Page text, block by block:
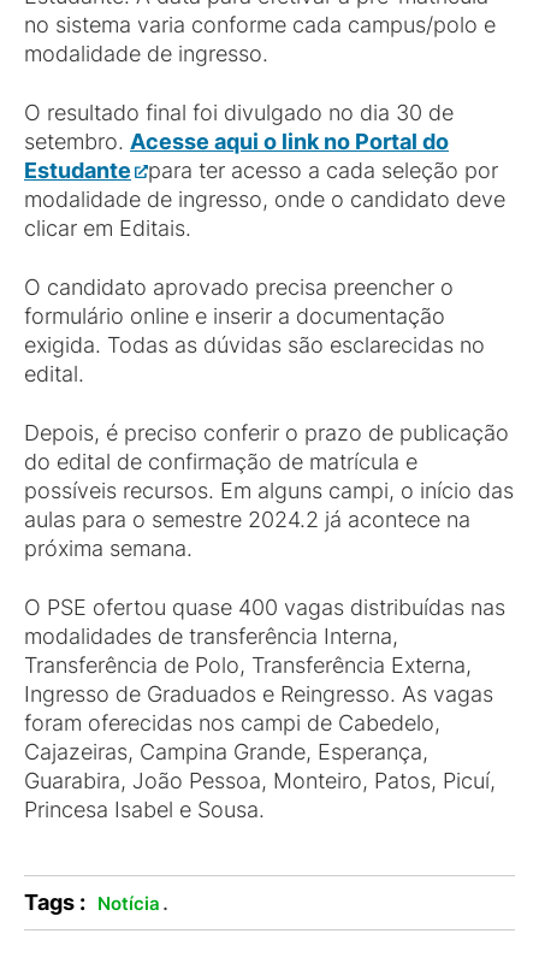
no sistema varia conforme cada campus/polo e
modalidade de ingresso.
O resultado final foi divulgado no dia 30 de
setembro. Acesse aqui o link no Portal do
Estudante
para ter acesso a cada seleção por
modalidade de ingresso, onde o candidato deve
clicar em Editais.
O candidato aprovado precisa preencher o
formulário online e inserir a documentação
exigida. Todas as dúvidas são esclarecidas no
edital.
Depois, é preciso conferir o prazo de publicação
do edital de confirmação de matrícula e
possíveis recursos. Em alguns campi, o início das
aulas para o semestre 2024.2 já acontece na
próxima semana.
O PSE ofertou quase 400 vagas distribuídas nas
modalidades de transferência Interna,
Transferência de Polo, Transferência Externa,
Ingresso de Graduados e Reingresso. As vagas
foram oferecidas nos campi de Cabedelo,
Cajazeiras, Campina Grande, Esperança,
Guarabira, João Pessoa, Monteiro, Patos, Picuí,
Princesa Isabel e Sousa.
Tags : Notícia .